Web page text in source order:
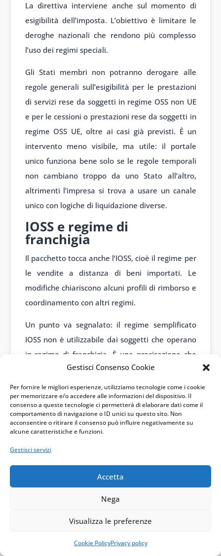
Gestisci Consenso Cookie
Per fornire le migliori esperienze, utilizziamo tecnologie come i cookie
per memorizzare e/o accedere alle informazioni del dispositivo. Il
consenso a queste tecnologie ci permetterà di elaborare dati come il
comportamento di navigazione o ID unici su questo sito. Non
acconsentire o ritirare il consenso può influire negativamente su
alcune caratteristiche e funzioni.
Gestisci servizi
Accetta
Nega
Visualizza le preferenze
Cookie PolicyPrivacy policy
La direttiva interviene anche sul momento di
esigibilità dell’imposta. L’obiettivo è limitare le
deroghe nazionali che rendono più complesso
l’uso dei regimi speciali.
Gli Stati membri non potranno derogare alle
regole generali sull’esigibilità per le prestazioni
di servizi rese da soggetti in regime OSS non UE
e per le cessioni o prestazioni rese da soggetti in
regime OSS UE, oltre ai casi già previsti. È un
intervento meno visibile, ma utile: il portale
unico funziona bene solo se le regole temporali
non cambiano troppo da uno Stato all’altro,
altrimenti l’impresa si trova a usare un canale
unico con logiche di liquidazione diverse.
IOSS e regime di
franchigia
Il pacchetto tocca anche l’IOSS, cioè il regime per
le vendite a distanza di beni importati. Le
modifiche chiariscono alcuni profili di rimborso e
coordinamento con altri regimi.
Un punto va segnalato: il regime semplificato
IOSS non è utilizzabile dai soggetti che operano
in regime di franchigia. È una precisazione che
evita sovrapposizioni tra regimi agevolativi
pensati per finalità diverse. Il consulente deve
guardare al caso concreto: un piccolo operatore
può essere tentato dalla semplificazione, ma
non sempre può scegliere liberamente il canale
Lettura operativa: casi
Lettura IVA